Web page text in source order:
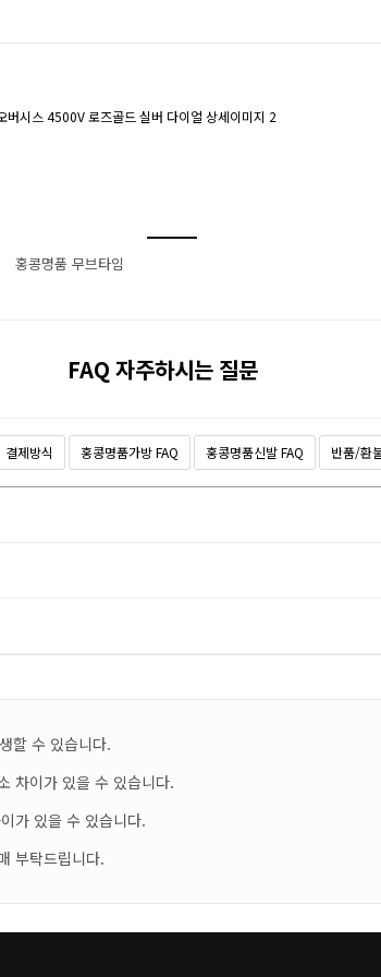
홍콩명품 무브타임
FAQ 자주하시는 질문
결제방식 홍콩명품가방 FAQ 홍콩명품신발 FAQ 반품/환
할 수 있습니다.
차이가 있을 수 있습니다.
가 있을 수 있습니다.
부탁드립니다.